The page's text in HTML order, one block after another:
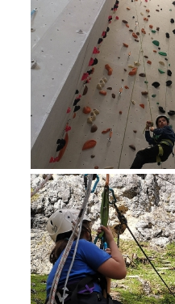
Procédure d'alarme